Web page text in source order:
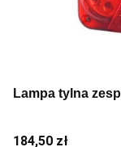
Lampa tylna
Cena
184,50 zł